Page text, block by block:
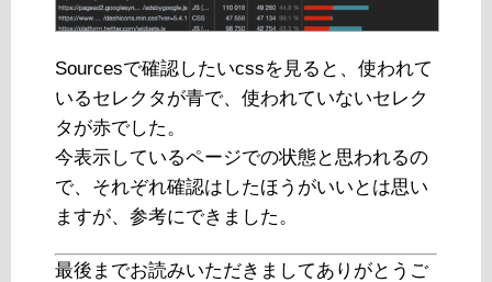
Sourcesで確認したいcssを見ると、使われて
いるセレクタが青で、使われていないセレク
タが赤でした。
今表示しているページでの状態と思われるの
で、それぞれ確認はしたほうがいいとは思い
ますが、参考にできました。
最後までお読みいただきましてありがとうご